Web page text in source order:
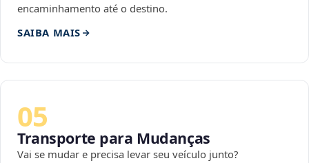
encaminhamento até o destino.
SAIBA MAIS
05
Transporte para Mudanças
Vai se mudar e precisa levar seu veículo junto?